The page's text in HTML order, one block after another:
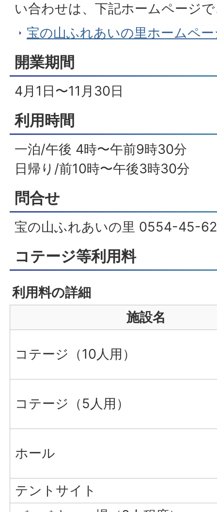
い合わせは、下記ホームページ
宝の山ふれあいの里ホームペ
開業期間
4月1日〜11月30日
利用時間
一泊/午後 4時〜午前9時30分
日帰り/前10時〜午後3時30分
問合せ
宝の山ふれあいの里 0554-45-
コテージ等利用料
利用料の詳細
施設名
コテージ（10人用）
コテージ（5人用）
ホール
テントサイト